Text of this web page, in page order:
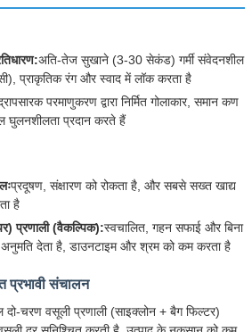
अति-तेज सुखाने (3-30 सेकंड) गर्मी संवेदनशील
प्राकृतिक रंग और स्वाद में लॉक करता है
परमाणुकरण द्वारा निर्मित गोलाकार, समान कण
घुलनशीलता प्रदान करते हैं
प्रदूषण, संक्षारण को रोकता है, और सबसे सख्त खाद्य
है
प्रणाली (वैकल्पिक):स्वचालित, गहन सफाई और बिना
देता है, डाउनटाइम और श्रम को कम करता है
प्रभावी संचालन
चरण वसूली प्रणाली (साइक्लोन + बैग फिल्टर)